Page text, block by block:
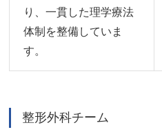
り、一貫した理学療法
体制を整備していま
す。
整形外科チーム